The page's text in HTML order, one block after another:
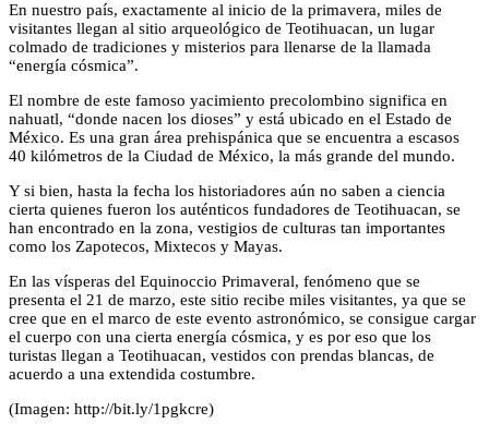
En nuestro país, exactamente al inicio de la primavera, miles de
visitantes llegan al sitio arqueológico de Teotihuacan, un lugar
colmado de tradiciones y misterios para llenarse de la llamada
“energía cósmica”.
El nombre de este famoso yacimiento precolombino significa en
nahuatl, “donde nacen los dioses” y está ubicado en el Estado de
México. Es una gran área prehispánica que se encuentra a escasos
40 kilómetros de la Ciudad de México, la más grande del mundo.
Y si bien, hasta la fecha los historiadores aún no saben a ciencia
cierta quienes fueron los auténticos fundadores de Teotihuacan, se
han encontrado en la zona, vestigios de culturas tan importantes
como los Zapotecos, Mixtecos y Mayas.
En las vísperas del Equinoccio Primaveral, fenómeno que se
presenta el 21 de marzo, este sitio recibe miles visitantes, ya que se
cree que en el marco de este evento astronómico, se consigue cargar
el cuerpo con una cierta energía cósmica, y es por eso que los
turistas llegan a Teotihuacan, vestidos con prendas blancas, de
acuerdo a una extendida costumbre.
(Imagen: http://bit.ly/1pgkcre)